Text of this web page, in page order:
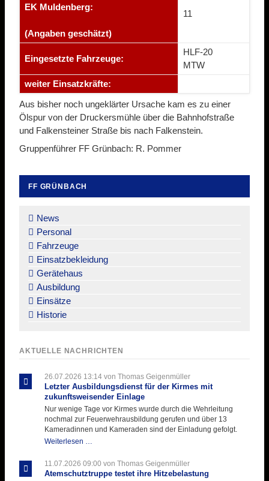
EK Muldenberg:
(Angaben geschätzt)
11
Eingesetzte Fahrzeuge:
HLF-20
MTW
weiter Einsatzkräfte:
Aus bisher noch ungeklärter Ursache kam es zu einer
Ölspur von der Druckersmühle über die Bahnhofstraße
und Falkensteiner Straße bis nach Falkenstein.
Gruppenführer FF Grünbach: R. Pommer
FF GRÜNBACH
überspringen
News
Personal
Fahrzeuge
Einsatzbekleidung
Gerätehaus
Ausbildung
Einsätze
Historie
AKTUELLE NACHRICHTEN
26.07.2026 13:14von Thomas Geigenmüller
Letzter Ausbildungsdienst für der Kirmes mit
zukunftsweisender Einlage
Nur wenige Tage vor Kirmes wurde durch die Wehrleitung
nochmal zur Feuerwehrausbildung gerufen und über 13
Kameradinnen und Kameraden sind der Einladung gefolgt.
Weiterlesen …
für
der
11.07.2026 09:00 von Thomas Geigenmüller
Atemschutztruppe testet ihre Hitzebelastung